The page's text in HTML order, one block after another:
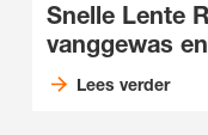
Snelle Lente
vanggewas
Lees verder